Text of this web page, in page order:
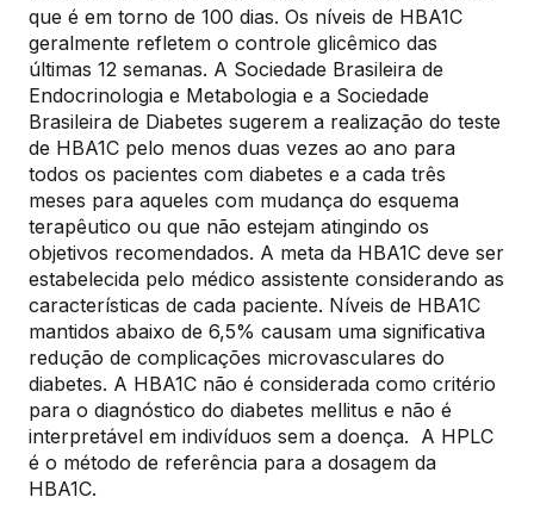
que é em torno de 100 dias. Os níveis de HBA1C
geralmente refletem o controle glicêmico das
últimas 12 semanas. A Sociedade Brasileira de
Endocrinologia e Metabologia e a Sociedade
Brasileira de Diabetes sugerem a realização do teste
de HBA1C pelo menos duas vezes ao ano para
todos os pacientes com diabetes e a cada três
meses para aqueles com mudança do esquema
terapêutico ou que não estejam atingindo os
objetivos recomendados. A meta da HBA1C deve ser
estabelecida pelo médico assistente considerando as
características de cada paciente. Níveis de HBA1C
mantidos abaixo de 6,5% causam uma significativa
redução de complicações microvasculares do
diabetes. A HBA1C não é considerada como critério
para o diagnóstico do diabetes mellitus e não é
interpretável em indivíduos sem a doença. A HPLC
é o método de referência para a dosagem da
HBA1C.